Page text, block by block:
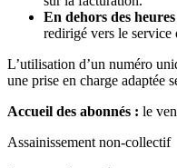
En dehors des
redirigé vers le service
L’utilisation d’un numéro
une prise en charge adaptée
Accueil des abonnés : le
Assainissement non-collectif